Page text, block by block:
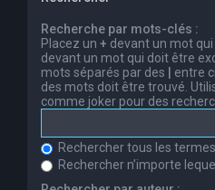
Recherche par mots-clés :
Placez un + devant un mot
devant un mot qui doit être
mots séparés par des
entre
des mots doit être trouvé.
comme joker pour des
Rechercher tous les termes
Rechercher n’importe